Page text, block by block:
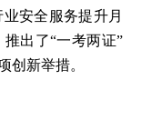
安全服务提升月
出了“一考两证”
创新举措。